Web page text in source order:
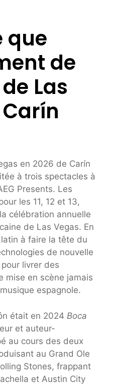
que
de
Las
en 2026 de Carín
à trois spectacles à
Presents. Les
les 11, 12 et 13,
célébration annuelle
de Las Vegas. En
à faire la tête du
de nouvelle
livrer des
mise en scène jamais
espagnole.
était en 2024 Boca
et auteur-
au cours des deux
au Grand Ole
Stones, frappant
et Austin City